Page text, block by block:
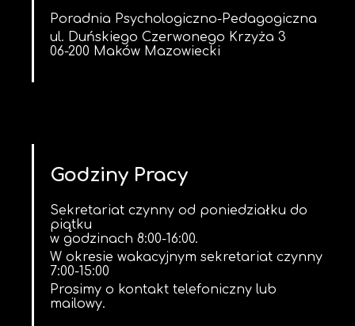
Poradnia Psychologiczno-Pedagogiczna
ul. Duńskiego Czerwonego Krzyża 3
06-200 Maków Mazowiecki
Godziny Pracy
Sekretariat czynny od poniedziałku do
piątku
w godzinach 8:00-16:00.
W okresie wakacyjnym sekretariat czynny
7:00-15:00
Prosimy o kontakt telefoniczny lub
mailowy.